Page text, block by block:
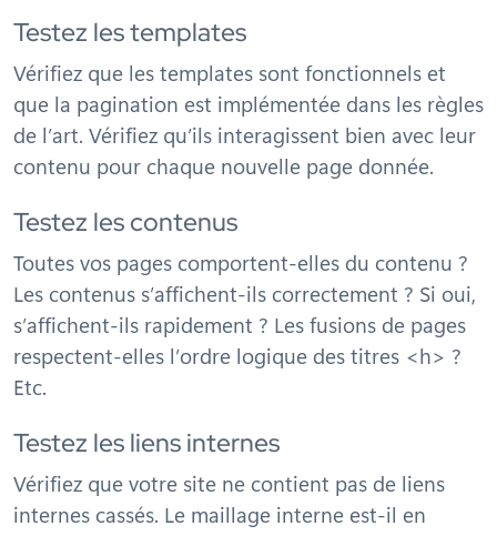
Testez les templates
Vérifiez que les templates sont fonctionnels et
que la pagination est implémentée dans les règles
de l’art. Vérifiez qu’ils interagissent bien avec leur
contenu pour chaque nouvelle page donnée.
Testez les contenus
Toutes vos pages comportent-elles du contenu ?
Les contenus s’affichent-ils correctement ? Si oui,
s’affichent-ils rapidement ? Les fusions de pages
respectent-elles l’ordre logique des titres <h> ?
Etc.
Testez les liens internes
Vérifiez que votre site ne contient pas de liens
internes cassés. Le maillage interne est-il en